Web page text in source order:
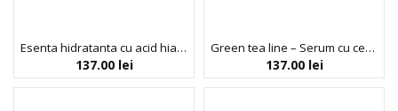
Esenta hidratanta cu acid hialuronic, Hyaluronic acid line, Isntree, 50ml
137.00 lei
Green tea line – Serum cu ceai verde, Isntree, 50ml
137.00 lei